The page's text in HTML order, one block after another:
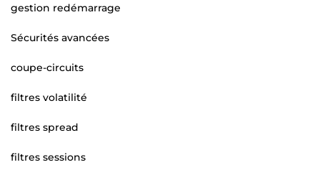
gestion redémarrage
Sécurités avancées
coupe-circuits
filtres volatilité
filtres spread
filtres sessions